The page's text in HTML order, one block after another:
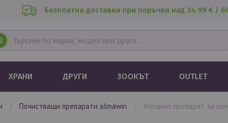
Безплатна доставка при поръчки над 34.99 € /
ХРАНИ ДРУГИ ЗООКЪТ OUTLET
почистващи препарати almawin almawin препарат за